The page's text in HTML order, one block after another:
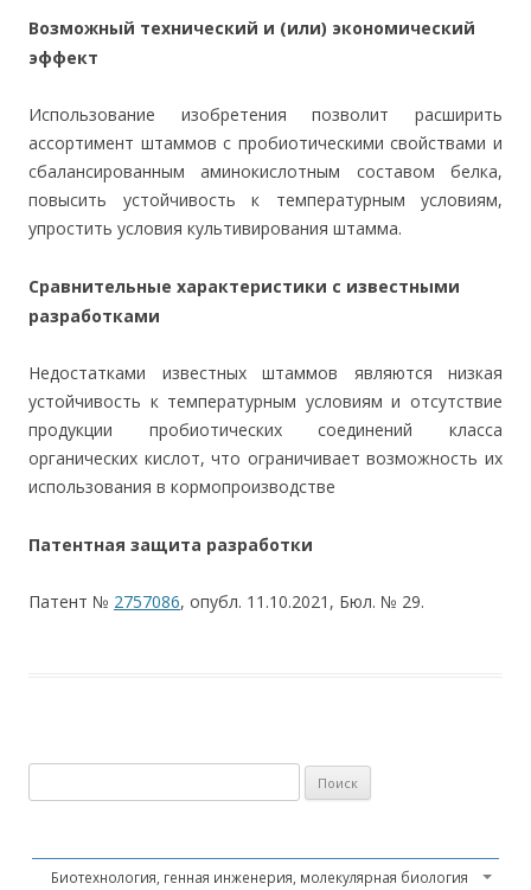
Возможный технический и (или) экономический
эффект
Использование изобретения позволит расширить
ассортимент штаммов с пробиотическими свойствами и
сбалансированным аминокислотным составом белка,
повысить устойчивость к температурным условиям,
упростить условия культивирования штамма.
Сравнительные характеристики с известными
разработками
Недостатками известных штаммов являются низкая
устойчивость к температурным условиям и отсутствие
продукции пробиотических соединений класса
органических кислот, что ограничивает возможность их
использования в кормопроизводстве
Патентная защита разработки
Патент № 2757086, опубл. 11.10.2021, Бюл. № 29.
Биотехнология, генная инженерия, молекулярная биология